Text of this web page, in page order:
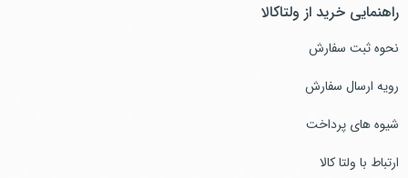
راهنمایی خرید از ولتاکالا
نحوه ثبت سفارش
رویه ارسال سفارش
شیوه های پرداخت
ارتباط با ولتا کالا